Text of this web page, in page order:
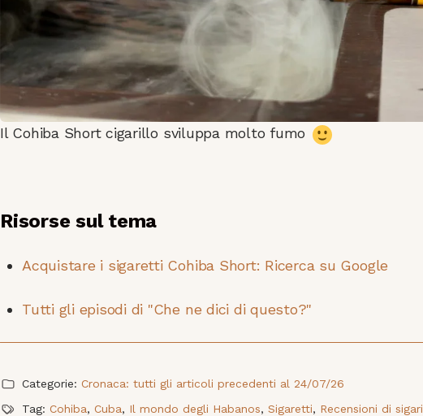
Il Cohiba Short cigarillo sviluppa molto fumo
Risorse sul tema
Acquistare i sigaretti Cohiba Short: Ricerca su Google
Tutti gli episodi di "Che ne dici di questo?"
Categorie: Cronaca: tutti gli articoli precedenti al 24/07/26
Tag: Cohiba, Cuba, Il mondo degli Habanos, Sigaretti, Recensioni di sigari